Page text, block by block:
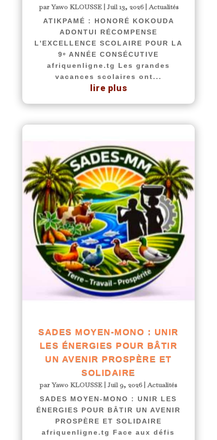
parYawo KLOUSSE| Juil 13, 2026|Actualités
ATIKPAMÉ : HONORÉ KOKOUDA
ADONTUI RÉCOMPENSE
L'EXCELLENCE SCOLAIRE POUR LA
9ᵉ ANNÉE CONSÉCUTIVE
afriquenligne.tg Les grandes
vacances scolaires ont...
lire plus
SADES MOYEN-MONO : UNIR
LES ÉNERGIES POUR BÂTIR
UN AVENIR PROSPÈRE ET
SOLIDAIRE
parYawo KLOUSSE |Juil 9, 2026| Actualités
SADES MOYEN-MONO : UNIR LES
ÉNERGIES POUR BÂTIR UN AVENIR
PROSPÈRE ET SOLIDAIRE
afriquenligne.tg Face aux défis